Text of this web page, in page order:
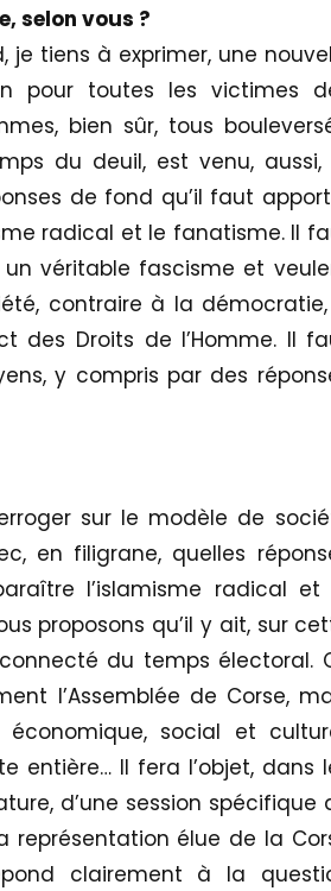
selon vous ?
tiens à exprimer, une
pour toutes les victimes
bien sûr, tous
du deuil, est venu, aussi,
de fond qu’il faut
radical et le fanatisme. Il
véritable fascisme et
contraire à la
des Droits de l’Homme. Il
y compris par des
sur le modèle de
en filigrane, quelles
l’islamisme radical et
proposons qu’il y ait, sur
du temps électoral.
l’Assemblée de Corse,
économique, social et
entière… Il fera l’objet, dans
d’une session spécifique
représentation élue de la
clairement à la